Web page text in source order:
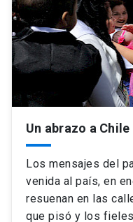
Un abrazo a Chile
Los mensajes del
venida al país, en
resuenan en las
que pisó y los